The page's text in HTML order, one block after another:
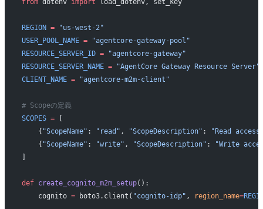
from dotenv import load_dotenv, set_key
REGION = "us-west-2"
USER_POOL_NAME = "agentcore-gateway-pool"
RESOURCE_SERVER_ID = "agentcore-gateway"
RESOURCE_SERVER_NAME = "AgentCore Gateway Resource Server"
CLIENT_NAME = "agentcore-m2m-client"
# Scopeの定義
SCOPES = [
    {
"ScopeName" : "read" , "ScopeDescription" :
"Read
    {
"ScopeName" : "write" , "ScopeDescription" :
"Write
def create_cognito_m2m_setup():
    cognito
= boto3.client( "cognito-idp" , region_name=